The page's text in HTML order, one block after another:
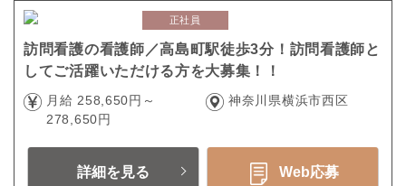
正社員
訪問看護の看護師／高島町駅徒歩3分！訪問看護師と
してご活躍いただける方を大募集！！
月給 258,650円～
278,650円
神奈川県横浜市西区
詳細を見る Web応募